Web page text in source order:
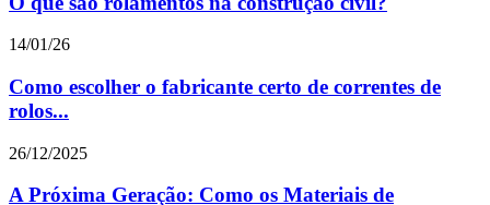
14/01/26
Como escolher o fabricante certo de correntes de
rolos...
26/12/2025
A Próxima Geração: Como os Materiais de